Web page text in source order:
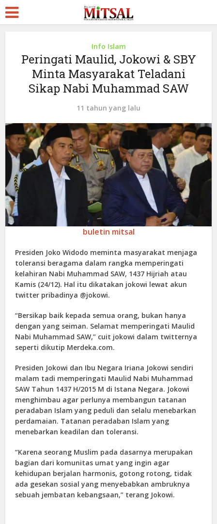
Info Islam
Peringati Maulid, Jokowi & SBY
Minta Masyarakat Teladani
Sikap Nabi Muhammad SAW
11 tahun yang lalu
buletin mitsal
Presiden Joko Widodo meminta masyarakat menjaga
toleransi beragama dalam rangka memperingati
kelahiran Nabi Muhammad SAW, 1437 Hijriah atau
Kamis (24/12). Hal itu dikatakan jokowi lewat akun
twitter pribadinya @jokowi.
“Bersikap baik kepada semua orang, bukan hanya
dengan yang seiman. Selamat memperingati Maulid
Nabi Muhammad SAW,” cuit jokowi dalam twitternya
seperti dikutip Merdeka.com.
Presiden Jokowi dan Ibu Negara Iriana Jokowi sendiri
malam tadi memperingati Maulid Nabi Muhammad
SAW Tahun 1437 H/2015 M di Istana Negara. Jokowi
menghimbau agar perlunya membangun tatanan
peradaban Islam yang peduli dan selalu menebarkan
perdamaian. Tatanan peradaban Islam yang
menebarkan keadilan dan toleransi.
“Karena seorang Muslim pada dasarnya merupakan
bagian dari komunitas umat yang ingin agar
kehidupan berjalan harmonis, gotong rotong, tidak
ada gesekan sosial yang menyebabkan ambruknya
sebuah jembatan kebangsaan,” terang Jokowi.